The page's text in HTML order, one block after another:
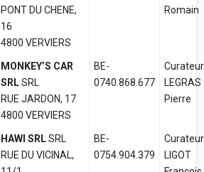
PONT DU CHENE,
16
4800 VERVIERS
Romain
MONKEY’S CAR
SRLSRL
RUE JARDON, 17
4800 VERVIERS
BE-
0740.868.677
LEGRAS
Pierre
HAWI SRLSRL
RUE DU VICINAL,
BE-
0754.904.379
LIGOT